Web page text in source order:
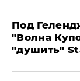
Под
"Волна
"душить"